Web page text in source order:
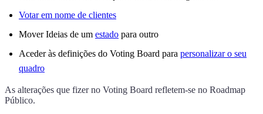
Votar em nome de clientes
Mover Ideias de um estado para outro
Aceder às definições do Voting Board para personalizar o seu
quadro
As alterações que fizer no Voting Board refletem-se no Roadmap
Público.